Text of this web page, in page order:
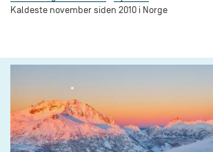
Kaldeste november siden 2010 i Norge